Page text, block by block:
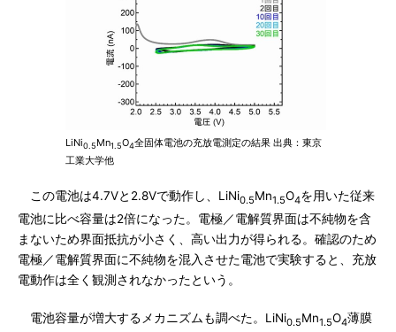
LiNi0.5Mn1.5O4全固体電池の充放電測定の結果 出典：東京
工業大学他
この電池は4.7Vと2.8Vで動作し、LiNi0.5Mn1.5O4を用いた従来
電池に比べ容量は2倍になった。電極／電解質界面は不純物を含
まないため界面抵抗が小さく、高い出力が得られる。確認のため
電極／電解質界面に不純物を混入させた電池で実験すると、充放
電動作は全く観測されなかったという。
電池容量が増大するメカニズムも調べた。LiNi0.5Mn1.5O4薄膜